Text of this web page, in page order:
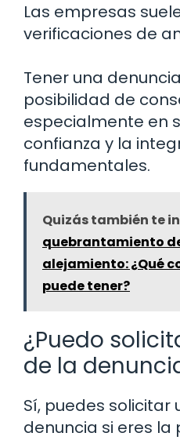
Las empresas
verificaciones de
Tener una
posibilidad de
especialmente en
confianza y la
fundamentales.
Quizás también te
quebrantamiento
alejamiento: ¿Qué
puede tener?
¿Puedo
de la
Sí, puedes solicitar
denuncia si eres